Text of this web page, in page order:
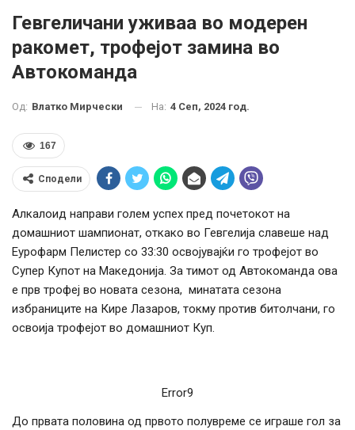
Гевгеличани уживаа во модерен
ракомет, трофејот замина во
Автокоманда
Од: Влатко Мирчески На: 4 Сеп, 2024 год.
167
Сподели
Алкалоид направи голем успех пред почетокот на
домашниот шампионат, откако во Гевгелија славеше над
Еурофарм Пелистер со 33:30 освојувајќи го трофејот во
Супер Купот на Македонија. За тимот од Автокоманда ова
е прв трофеј во новата сезона, минатата сезона
избраниците на Кире Лазаров, токму против битолчани, го
освоија трофејот во домашниот Куп.
Error9
До првата половина од првото полувреме се играше гол за